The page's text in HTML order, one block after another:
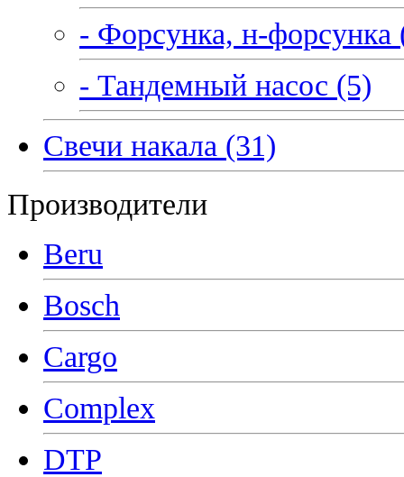
- Форсунка, н-форсунка
- Тандемный насос (5)
Свечи накала (31)
Производители
Beru
Bosch
Cargo
Complex
DTP